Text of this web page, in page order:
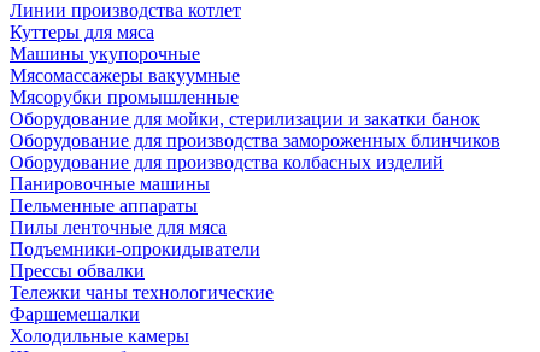
Линии производства котлет
Куттеры для мяса
Машины укупорочные
Мясомассажеры вакуумные
Мясорубки промышленные
Оборудование для мойки, стерилизации и закатки банок
Оборудование для производства замороженных блинчиков
Оборудование для производства колбасных изделий
Панировочные машины
Пельменные аппараты
Пилы ленточные для мяса
Подъемники-опрокидыватели
Прессы обвалки
Тележки чаны технологические
Фаршемешалки
Холодильные камеры